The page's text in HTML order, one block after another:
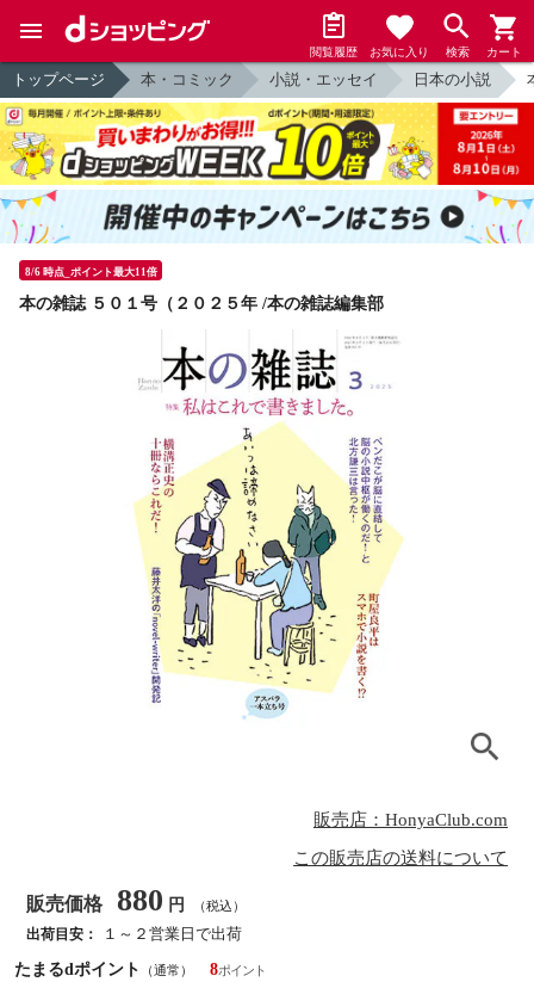
閲覧履歴 お気に入り 検索 カート
トップページ 本・コミック 小説・エッセイ 日本の小説
8/6 時点_ポイント最大11倍
本の雑誌 ５０１号（２０２５年 /本の雑誌編集部
販売店：HonyaClub.com
この販売店の送料について
販売価格 880 円 （税込）
出荷目安：
１～２営業日で出荷
たまるdポイント
（通常）
8